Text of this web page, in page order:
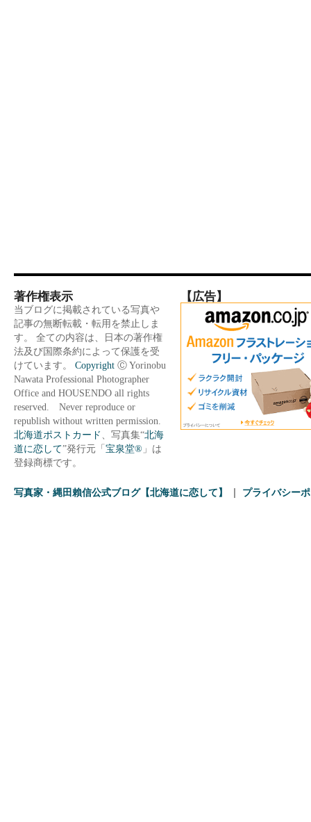
著作権表示
当ブログに掲載されている写真や
記事の無断転載・転用を禁止しま
す。 全ての内容は、日本の著作権
法及び国際条約によって保護を受
けています。 Copyright Ⓒ Yorinobu
Nawata Professional Photographer
Office and HOUSENDO all rights
reserved. Never reproduce or
republish without written permission.
北海道ポストカード
、写真集“北海
道に恋して”発行元「 宝泉堂® 」は
登録商標です。
【広告】
写真家・縄田賴信公式ブログ【北海道に恋して】 プライバシー